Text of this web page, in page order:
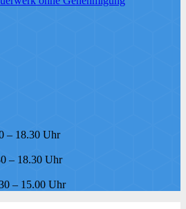
– 18.30 Uhr
– 18.30 Uhr
– 15.00 Uhr